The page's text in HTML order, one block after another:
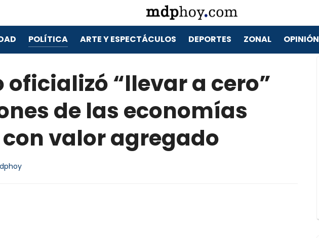
POLÍTICA ARTE Y ESPECTÁCULOS DEPORTES ZONAL OPINIÓN
oficializó “llevar a cero”
de las economías
valor agregado